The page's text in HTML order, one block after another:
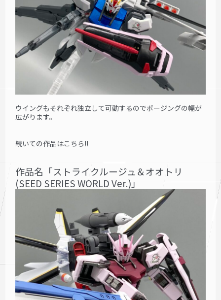
ウイングもそれぞれ独立して可動するのでポージングの幅が
広がります。
続いての作品はこちら!!
作品名「ストライクルージュ＆オオトリ
(SEED SERIES WORLD Ver.)」